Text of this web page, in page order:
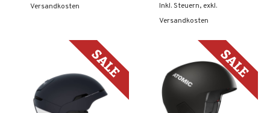
Versandkosten
Inkl. Steuern, exkl.
Versandkosten